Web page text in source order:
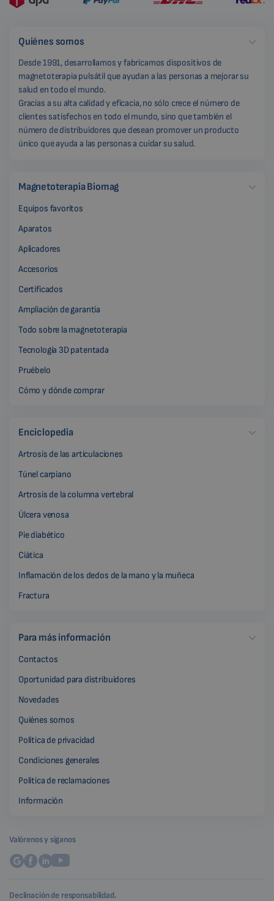
Quiénes somos
Desde 1991, desarrollamos y fabricamos dispositivos de
magnetoterapia pulsátil que ayudan a las personas a mejorar su
salud en todo el mundo.
Gracias a su alta calidad y eficacia, no sólo crece el número de
clientes satisfechos en todo el mundo, sino que también el
número de distribuidores que desean promover un producto
único que ayuda a las personas a cuidar su salud.
Magnetoterapia Biomag
Equipos favoritos
Aparatos
Aplicadores
Accesorios
Certificados
Ampliación de garantía
Todo sobre la magnetoterapia
Tecnología 3D patentada
Pruébelo
Cómo y dónde comprar
Enciclopedia
Artrosis de las articulaciones
Túnel carpiano
Artrosis de la columna vertebral
Úlcera venosa
Pie diabético
Ciática
Inflamación de los dedos de la mano y la muñeca
Fractura
Para más información
Contactos
Oportunidad para distribuidores
Novedades
Quiénes somos
Política de privacidad
Condiciones generales
Política de reclamaciones
Información
Valórenos y síganos
Declinación de responsabilidad.